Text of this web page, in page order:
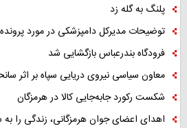
پلنگ به گله زد
توضیحات مدیرکل دامپزشکی در مورد
فرودگاه بندرعباس بازگشایی شد
معاون سیاسی نیروی دریایی سپاه بر اثر
شکست رکورد جابه‌جایی کالا در هرمزگان
اهدای اعضای جوان هرمزگانی، زندگی را به